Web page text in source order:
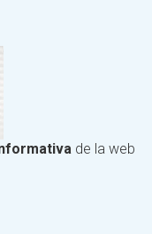
de la web